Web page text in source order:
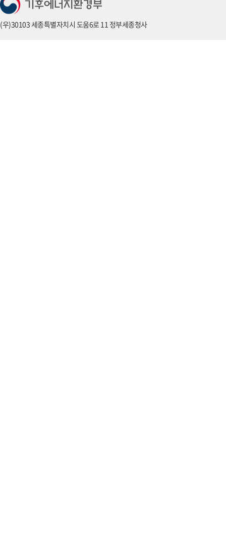
(우)30103 세종특별자치시 도움6로 11 정부세종청사